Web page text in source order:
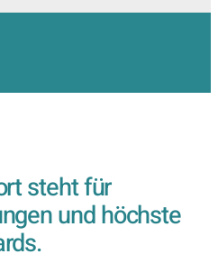
steht für
und höchste